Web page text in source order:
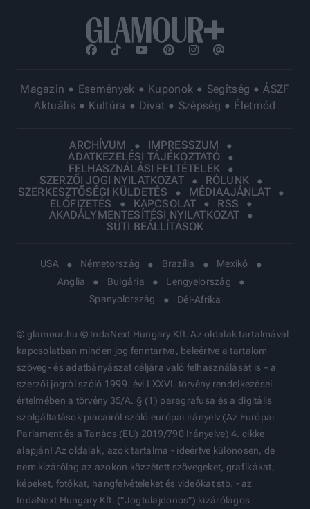
Magazin Események Kuponok Segítség
ÁSZF
Aktuális
Kultúra Divat Szépség Életmód
ARCHÍVUM
IMPRESSZUM
ADATKEZELÉSI TÁJÉKOZTATÓ
FELHASZNÁLÁSI FELTÉTELEK
SZERZŐI JOGI NYILATKOZAT
RÓLUNK
SZERKESZTŐSÉGI KÜLDETÉS
MÉDIAAJÁNLAT
ELŐFIZETÉS
KAPCSOLAT
RSS
AKADÁLYMENTESÍTÉSI NYILATKOZAT
SÜTI BEÁLLÍTÁSOK
USA Németország Brazília
Mexikó
Anglia
Bulgária
Lengyelország
Spanyolország
Dél-Afrika
© glamour.hu © IndaNext Hungary Kft. Az oldalak tartalmával
kapcsolatban minden jog fenntartva, beleértve a tartalom
szöveg- és adatbányászat céljára való felhasználását is – a
szerzői jogról szóló 1999. évi LXXVI. törvény rendelkezései
értelmében a törvény 35/A. § (1) paragrafusa és a digitális
szolgáltatások piacairól szóló európai irányelv (Az Európai
Parlament és a Tanács (EU) 2019/790 Irányelve) 4. cikke
alapján! Az oldalak, azok tartalma - ideértve különösen, de
nem kizárólag az azokon közzétett szövegeket, grafikákat,
képeket, fotókat, hangfelvételeket és videókat stb. - az
IndaNext Hungary Kft. ("Jogtulajdonos") kizárólagos